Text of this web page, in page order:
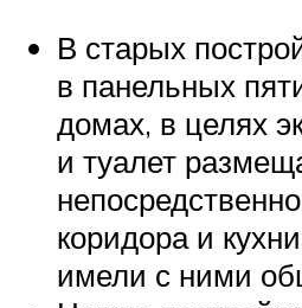
В старых
в панельных
домах, в целях
и туалет
коридора и
имели с ними